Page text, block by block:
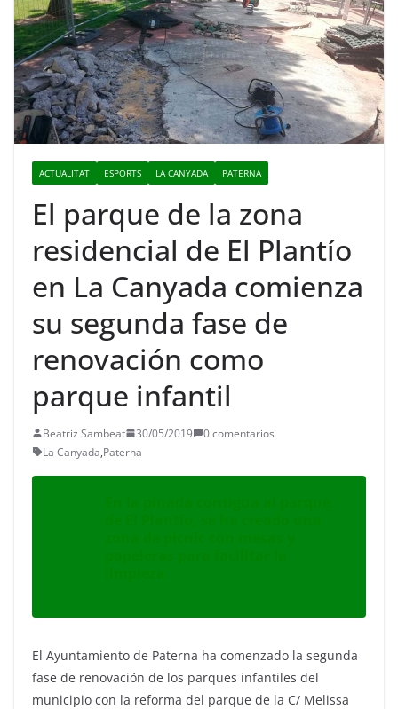
ACTUALITAT ESPORTS LA CANYADA PATERNA
El parque de la zona
residencial de El Plantío
en La Canyada comienza
su segunda fase de
renovación como
parque infantil
Beatriz Sambeat 30/05/2019
0 comentarios
La Canyada,Paterna
El Ayuntamiento de Paterna ha comenzado la segunda
fase de renovación de los parques infantiles del
municipio con la reforma del parque de la C/ Melissa